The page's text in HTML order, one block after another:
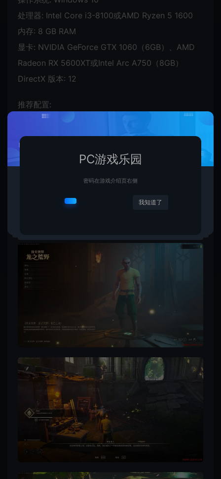
处理器: Intel Core i3-8100或AMD Ryzen 5 1600
内存: 8 GB RAM
显卡: NVIDIA GeForce GTX 1060（6GB）、AMD
Radeon RX 5600XT或Intel Arc A750（8GB）
DirectX 版本: 12
推荐配置:
操作系统: Windows 10
处理器: Intel core i5-10600或AMD Ryzen 5 3600
Radeon RX 5700 XT, 8GB
PC游戏乐园
密码在游戏介绍页右侧
我知道了